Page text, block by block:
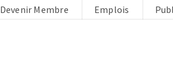
Devenir Membre Emplois